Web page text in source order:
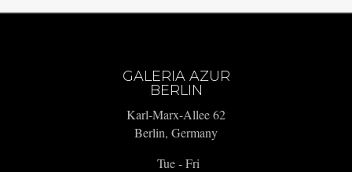
GALERIA AZUR
BERLIN
Karl-Marx-Allee 62
Berlin, Germany
Tue - Fri